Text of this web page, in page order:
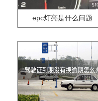
epc灯亮是什么问题